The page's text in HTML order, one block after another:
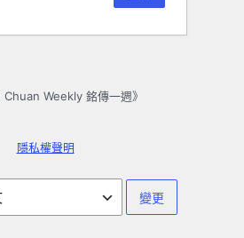
Weekly 銘傳一週》
隱私權聲明